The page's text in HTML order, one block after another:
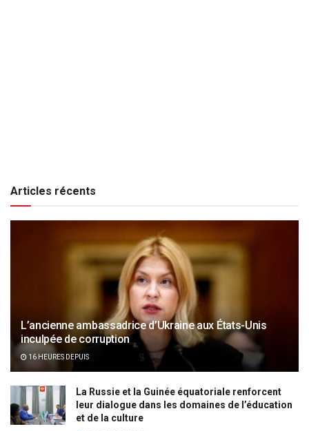
Articles récents
L’ancienne ambassadrice d’Ukraine aux États-Unis
inculpée de corruption
16 HEURES DEPUIS
La Russie et la Guinée équatoriale renforcent
leur dialogue dans les domaines de l’éducation
et de la culture